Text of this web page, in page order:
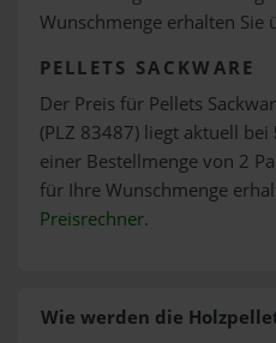
Wunschmenge erhalten Sie
PELLETS SACKWARE
Der Preis für Pellets
(PLZ 83487) liegt aktuell bei
einer Bestellmenge von 2
für Ihre Wunschmenge
Preisrechner.
Wie werden die